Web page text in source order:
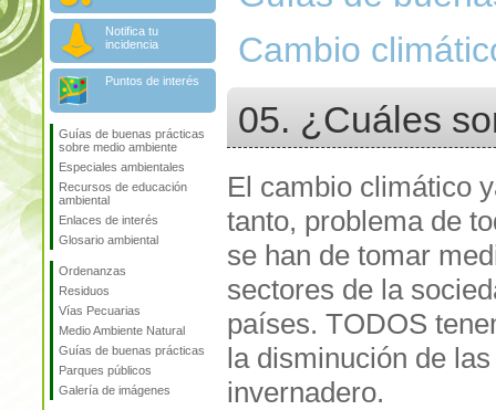
Notifica tu
incidencia
Puntos de interés
Guías de buenas prácticas
sobre medio ambiente
Especiales ambientales
Recursos de educación
ambiental
Enlaces de interés
Glosario ambiental
Ordenanzas
Residuos
Vías Pecuarias
Medio Ambiente Natural
Guías de buenas prácticas
Parques públicos
Galería de imágenes
Cambio
05. ¿Cuáles
El cambio climático
tanto, problema de
se han de tomar
sectores de la
países. TODOS
la disminución de
invernadero.